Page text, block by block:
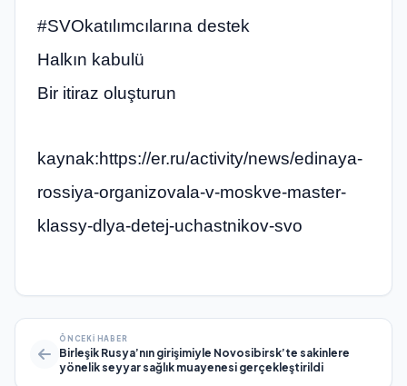
#SVOkatılımcılarına destek
Halkın kabulü
Bir itiraz oluşturun
kaynak:https://er.ru/activity/news/edinaya-
rossiya-organizovala-v-moskve-master-
klassy-dlya-detej-uchastnikov-svo
ÖNCEKI HABER
Birleşik Rusya’nın girişimiyle Novosibirsk’te sakinlere
yönelik seyyar sağlık muayenesi gerçekleştirildi